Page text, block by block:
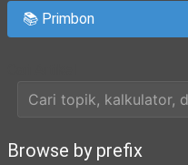
📚 Primbon
Browse by prefix